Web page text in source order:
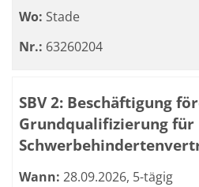
Wo: Stade
Nr.: 63260204
SBV 2: Beschäftigung
Grundqualifizierung für
Wann: 28.09.2026, 5-tägig